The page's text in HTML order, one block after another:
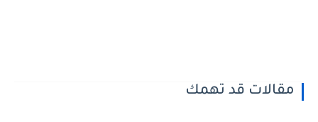
مقالات قد تهمك